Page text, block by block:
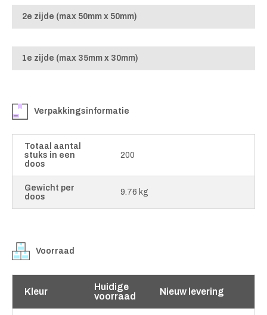
2e zijde (max 50mm x 50mm)
1e zijde (max 35mm x 30mm)
Verpakkingsinformatie
Totaal aantal
stuks in een
doos
200
Gewicht per
doos
9.76 kg
Voorraad
Kleur
Huidige
voorraad
Nieuw levering